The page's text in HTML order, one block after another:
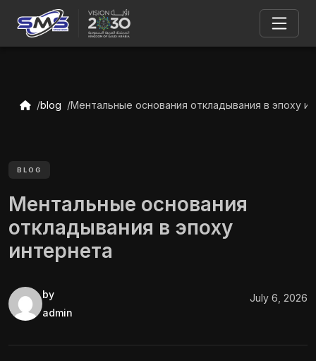
blog Ментальные основания откладывания в эпоху
BLOG
Ментальные основания
откладывания в эпоху
интернета
by
admin
July 6, 2026